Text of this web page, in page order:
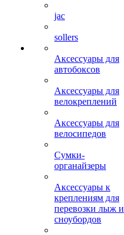
jac
sollers
Аксессуары для
автобоксов
Аксессуары для
велокреплений
Аксессуары для
велосипедов
Сумки-
органайзеры
Аксессуары к
креплениям для
перевозки лыж и
сноубордов